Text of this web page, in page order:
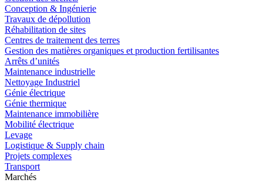
Conception & Ingénierie
Travaux de dépollution
Réhabilitation de sites
Centres de traitement des terres
Gestion des matières organiques et production fertilisantes
Arrêts d’unités
Maintenance industrielle
Nettoyage Industriel
Génie électrique
Génie thermique
Maintenance immobilière
Mobilité électrique
Levage
Logistique & Supply chain
Projets complexes
Transport
Marchés